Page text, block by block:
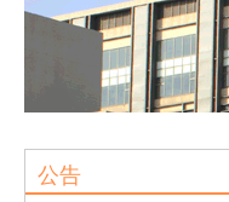
公告